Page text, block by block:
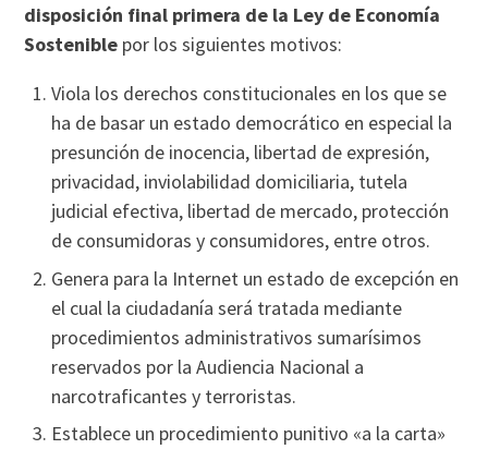
disposición final primera de la Ley de Economí­a
Sostenible por los siguientes motivos:
Viola los derechos constitucionales en los que se
ha de basar un estado democrático en especial la
presunción de inocencia, libertad de expresión,
privacidad, inviolabilidad domiciliaria, tutela
judicial efectiva, libertad de mercado, protección
de consumidoras y consumidores, entre otros.
Genera para la Internet un estado de excepción en
el cual la ciudadaní­a será tratada mediante
procedimientos administrativos sumarí­simos
reservados por la Audiencia Nacional a
narcotraficantes y terroristas.
Establece un procedimiento punitivo «a la carta»